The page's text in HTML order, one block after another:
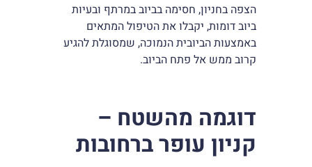
הצפה בחניון, חסימה בביוב במרתף ובעיות
ביוב דומות, יקבלו את הטיפול המתאים
באמצעות הביובית הנמוכה, שמסוגלת להגיע
קרוב ממש אל פתח הביוב.
דוגמה מהשטח –
קניון עופר ברחובות